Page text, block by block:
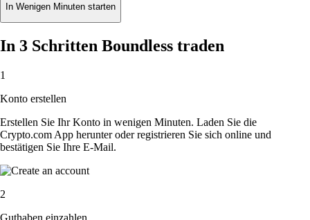
In Wenigen Minuten starten
In 3 Schritten Boundless traden
1
Konto erstellen
Erstellen Sie Ihr Konto in wenigen Minuten. Laden Sie die
Crypto.com App herunter oder registrieren Sie sich online und
bestätigen Sie Ihre E-Mail.
2
Guthaben einzahlen